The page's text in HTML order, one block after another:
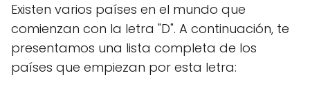
Existen varios países en el mundo que
comienzan con la letra "D". A continuación, te
presentamos una lista completa de los
países que empiezan por esta letra: